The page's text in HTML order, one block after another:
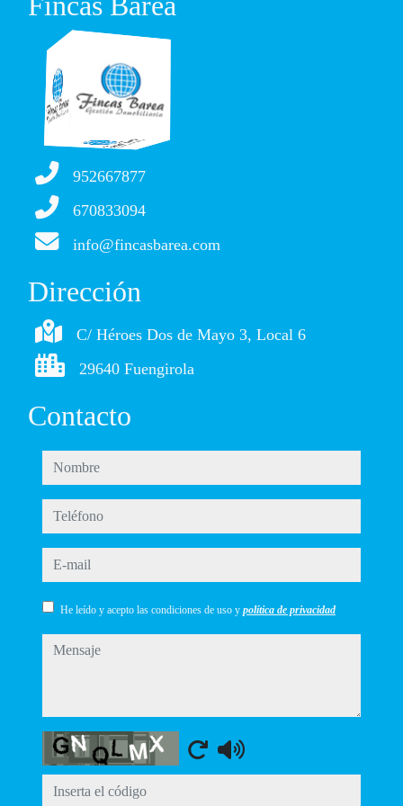
952667877
670833094
info@fincasbarea.com
Dirección
C/ Héroes Dos de Mayo 3, Local 6
29640 Fuengirola
Contacto
nombre
teléfono
e-mail
He leído y acepto las condiciones de uso y política de privacidad
mensaje
Captcha